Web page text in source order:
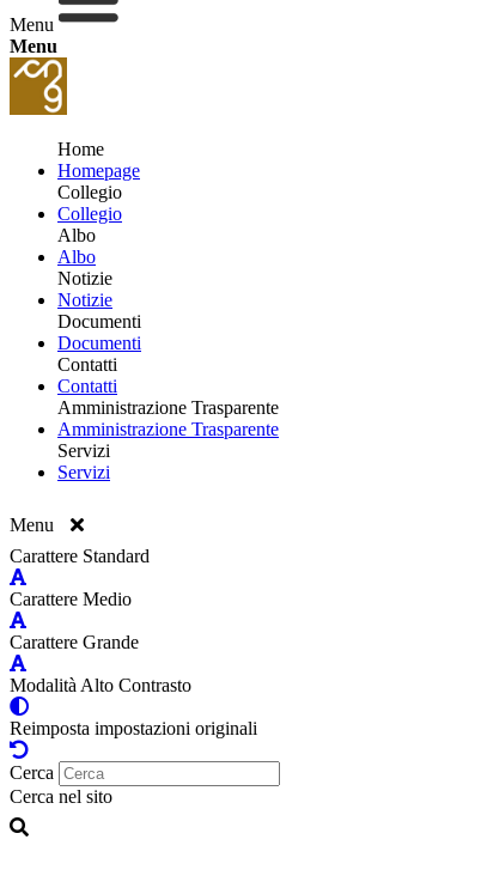
Menu
Menu
Home
Homepage
Collegio
Collegio
Albo
Albo
Notizie
Notizie
Documenti
Documenti
Contatti
Contatti
Amministrazione Trasparente
Amministrazione Trasparente
Servizi
Servizi
Menu
Carattere Standard
Carattere Medio
Carattere Grande
Modalità Alto Contrasto
Reimposta impostazioni originali
Cerca
Cerca nel sito